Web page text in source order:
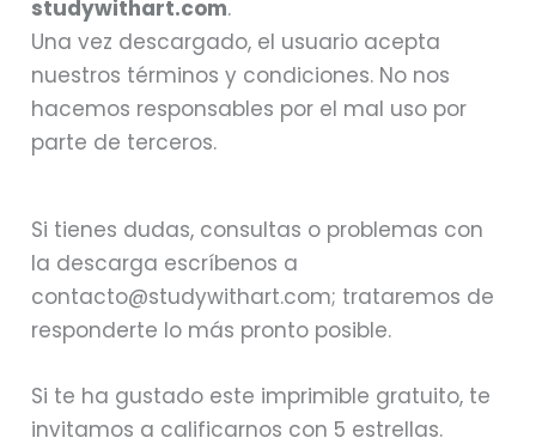
studywithart.com.
Una vez descargado, el usuario acepta
nuestros términos y condiciones. No nos
hacemos responsables por el mal uso por
parte de terceros.
Si tienes dudas, consultas o problemas con
la descarga escríbenos a
contacto@studywithart.com; trataremos de
responderte lo más pronto posible.
Si te ha gustado este imprimible gratuito, te
invitamos a calificarnos con 5 estrellas.